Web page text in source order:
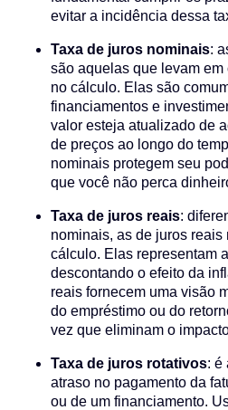
evitar a incidência dessa
Taxa de juros nominais:
são aquelas que levam
no cálculo. Elas são
financiamentos e
valor esteja atualizado de
de preços ao longo do
nominais protegem seu
que você não perca
Taxa de juros reais:
nominais, as de juros
cálculo. Elas representam
descontando o efeito da
reais fornecem uma visão
do empréstimo ou do
vez que eliminam o
Taxa de juros rotativos: é
atraso no pagamento da
ou de um financiamento.